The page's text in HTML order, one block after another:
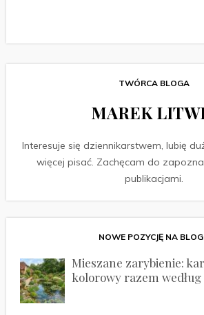
TWÓRCA BLOGA
MAREK
Interesuje się dziennikarstwem, lubię
więcej pisać. Zachęcam do
publikacjami.
NOWE POZYCJĘ NA
Mieszane zarybienie:
kolorowy razem